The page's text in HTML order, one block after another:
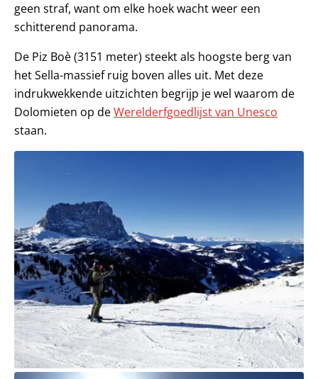
geen straf, want om elke hoek wacht weer een
schitterend panorama.
De Piz Boè (3151 meter) steekt als hoogste berg van
het Sella-massief ruig boven alles uit. Met deze
indrukwekkende uitzichten begrijp je wel waarom de
Dolomieten op deWerelderfgoedlijst van Unesco
staan.